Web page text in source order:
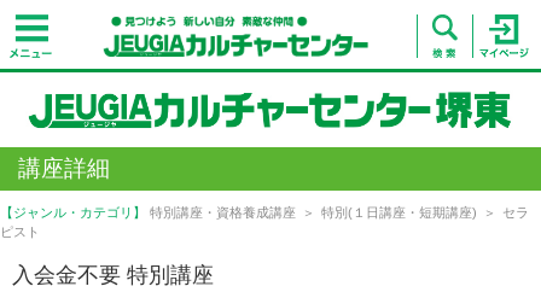
講座詳細
【ジャンル・カテゴリ】 特別講座・資格養成講座 特別(１日講座・短期講座)
セラ
ピスト
入会金不要 特別講座